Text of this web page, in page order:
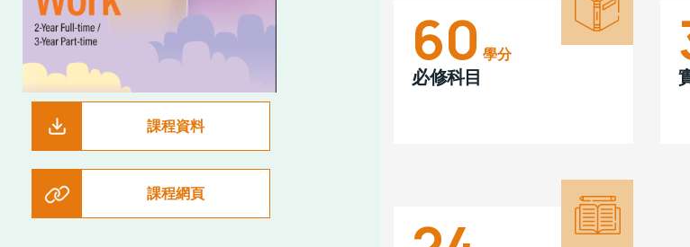
課程資料
課程網頁
60 學分
必修科目